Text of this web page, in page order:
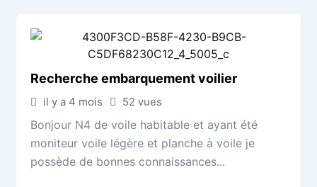
Recherche embarquement voilier
il y a 4 mois 52 vues
Bonjour N4 de voile habitable et ayant été
moniteur voile légère et planche à voile je
possède de bonnes connaissances...